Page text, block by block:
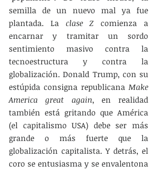
semilla de un nuevo mal ya fue
plantada. La clase Z comienza a
encarnar y tramitar un sordo
sentimiento masivo contra la
tecnoestructura y contra la
globalización. Donald Trump, con su
estúpida consigna republicana Make
America great again, en realidad
también está gritando que América
(el capitalismo USA) debe ser más
grande o más fuerte que la
globalización capitalista. Y detrás, el
coro se entusiasma y se envalentona